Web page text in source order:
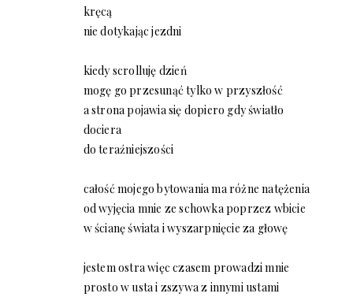
kręcą
nie dotykając jezdni
kiedy scrolluję dzień
mogę go przesunąć tylko w przyszłość
a strona pojawia się dopiero gdy światło
dociera
do teraźniejszości
całość mojego bytowania ma różne natężenia
od wyjęcia mnie ze schowka poprzez wbicie
w ścianę świata i wyszarpnięcie za głowę
jestem ostra więc czasem prowadzi mnie
prosto w usta i zszywa z innymi ustami